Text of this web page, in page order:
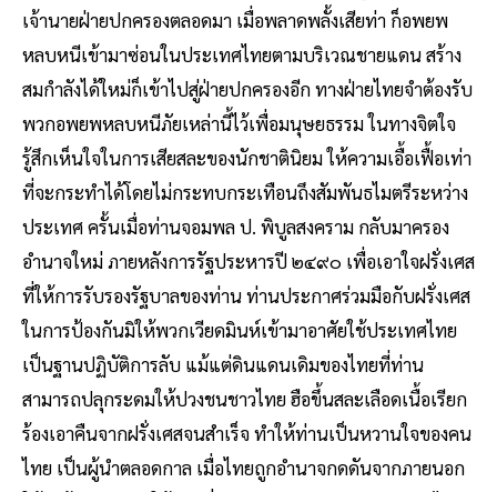
เจ้านายฝ่ายปกครองตลอดมา เมื่อพลาดพลั้งเสียท่า ก็อพยพ
หลบหนีเข้ามาซ่อนในประเทศไทยตามบริเวณชายแดน สร้าง
สมกำลังได้ใหม่ก็เข้าไปสู่ฝ่ายปกครองอีก ทางฝ่ายไทยจำต้องรับ
พวกอพยพหลบหนีภัยเหล่านี้ไว้เพื่อมนุษยธรรม ในทางจิตใจ
รู้สึกเห็นใจในการเสียสละของนักชาตินิยม ให้ความเอื้อเฟื้อเท่า
ที่จะกระทำได้โดยไม่กระทบกระเทือนถึงสัมพันธไมตรีระหว่าง
ประเทศ ครั้นเมื่อท่านจอมพล ป. พิบูลสงคราม กลับมาครอง
อำนาจใหม่ ภายหลังการรัฐประหารปี ๒๔๙๐ เพื่อเอาใจฝรั่งเศส
ที่ให้การรับรองรัฐบาลของท่าน ท่านประกาศร่วมมือกับฝรั่งเศส
ในการป้องกันมิให้พวกเวียดมินห์เข้ามาอาศัยใช้ประเทศไทย
เป็นฐานปฏิบัติการลับ แม้แต่ดินแดนเดิมของไทยที่ท่าน
สามารถปลุกระดมให้ปวงชนชาวไทย ฮือขึ้นสละเลือดเนื้อเรียก
ร้องเอาคืนจากฝรั่งเศสจนสำเร็จ ทำให้ท่านเป็นหวานใจของคน
ไทย เป็นผู้นำตลอดกาล เมื่อไทยถูกอำนาจกดดันจากภายนอก